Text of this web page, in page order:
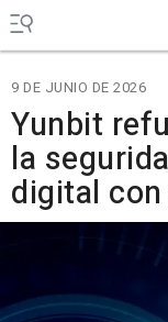
9 DE JUNIO DE 2026
Yunbit
la
digital